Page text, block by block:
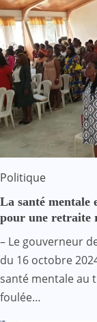
Politique
La santé mentale
pour une retraite
– Le gouverneur
du 16 octobre
santé mentale au
foulée…